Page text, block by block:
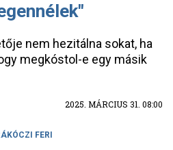
nem hezitálna sokat, ha
megkóstol-e egy másik
2025. MÁRCIUS 31. 08:00
FERI